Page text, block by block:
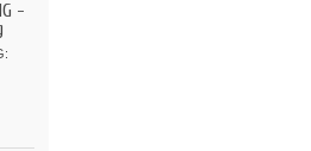
-